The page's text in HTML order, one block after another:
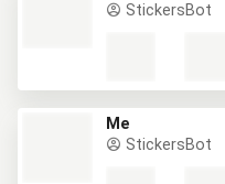
StickersBot
Me
StickersBot